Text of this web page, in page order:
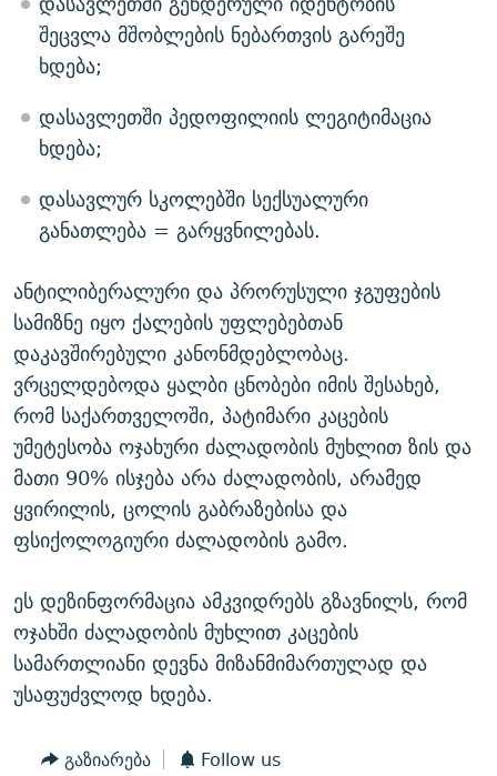
შეცვლა მშობლების ნებართვის გარეშე
ხდება;
დასავლეთში პედოფილიის ლეგიტიმაცია
ხდება;
დასავლურ სკოლებში სექსუალური
განათლება = გარყვნილებას.
ანტილიბერალური და პრორუსული ჯგუფების
სამიზნე იყო ქალების უფლებებთან
დაკავშირებული კანონმდებლობაც.
ვრცელდებოდა ყალბი ცნობები იმის შესახებ,
რომ საქართველოში, პატიმარი კაცების
უმეტესობა ოჯახური ძალადობის მუხლით ზის და
მათი 90% ისჯება არა ძალადობის, არამედ
ყვირილის, ცოლის გაბრაზებისა და
ფსიქოლოგიური ძალადობის გამო.
ეს დეზინფორმაცია ამკვიდრებს გზავნილს, რომ
ოჯახში ძალადობის მუხლით კაცების
სამართლიანი დევნა მიზანმიმართულად და
უსაფუძვლოდ ხდება.
გაზიარება Follow us